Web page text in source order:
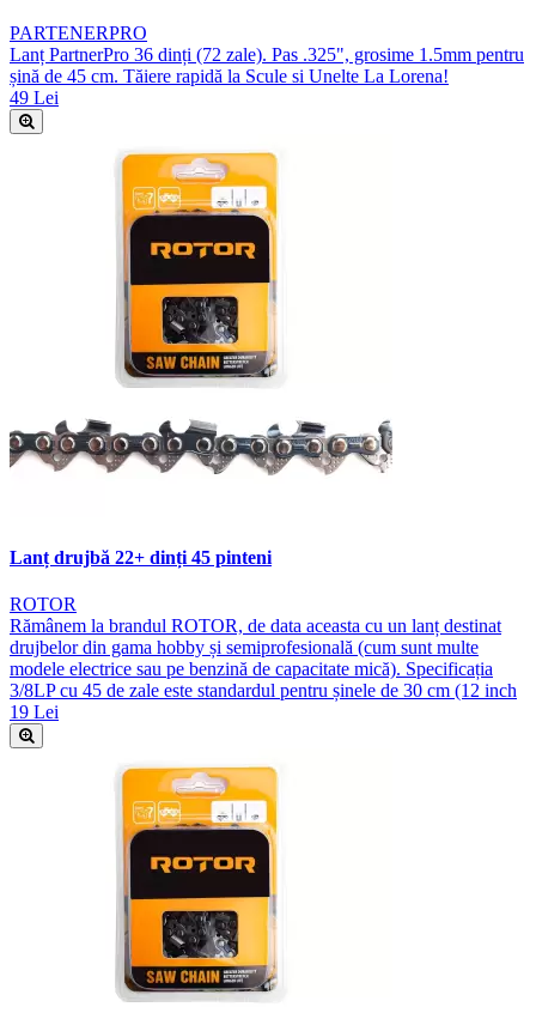
PARTENERPRO
Lanț PartnerPro 36 dinți (72 zale). Pas .325", grosime 1.5mm pentru
șină de 45 cm. Tăiere rapidă la Scule si Unelte La Lorena!
49 Lei
Lanț drujbă 22+ dinți 45 pinteni
ROTOR
Rămânem la brandul ROTOR, de data aceasta cu un lanț destinat
drujbelor din gama hobby și semiprofesională (cum sunt multe
modele electrice sau pe benzină de capacitate mică). Specificația
3/8LP cu 45 de zale este standardul pentru șinele de 30 cm (12 inch
19 Lei